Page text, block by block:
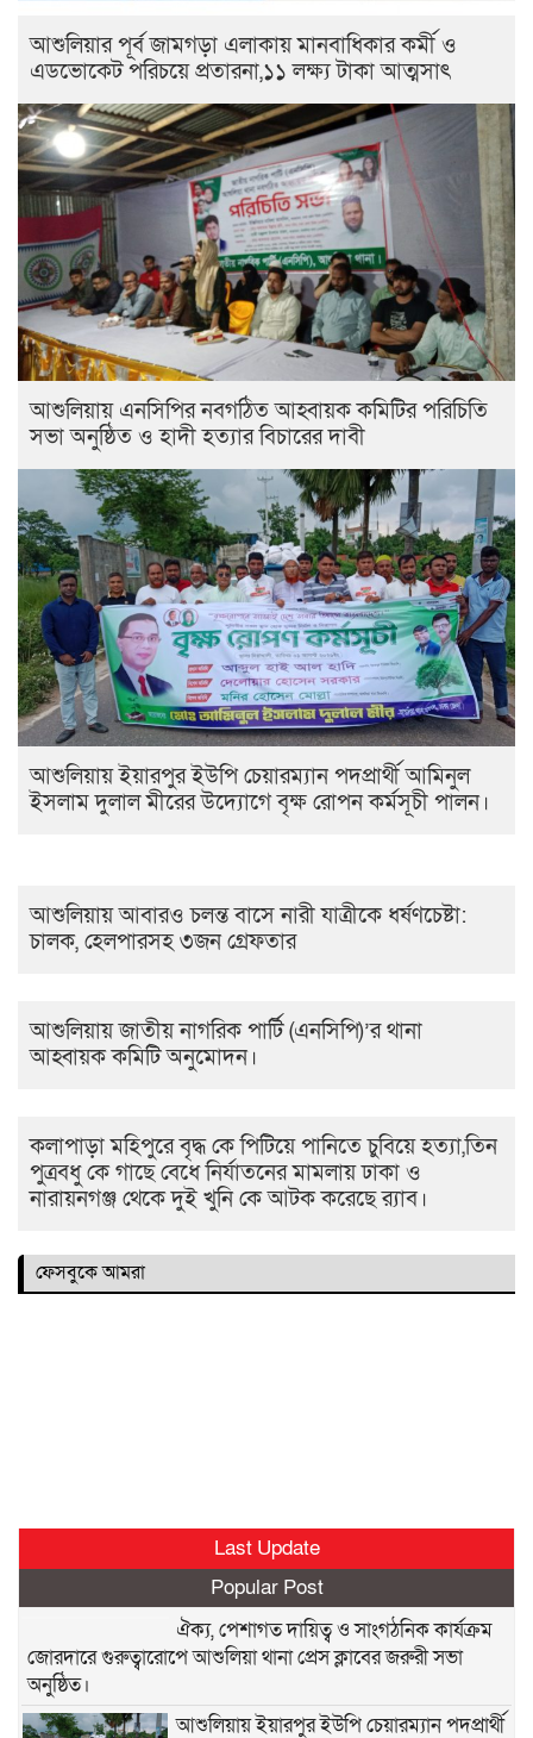
আশুলিয়ার পূর্ব জামগড়া এলাকায় মানবাধিকার কর্মী ও
এডভোকেট পরিচয়ে প্রতারনা,১১ লক্ষ্য টাকা আত্মসাৎ
আশুলিয়ায় এনসিপির নবগঠিত আহ্বায়ক কমিটির পরিচিতি
সভা অনুষ্ঠিত ও হাদী হত্যার বিচারের দাবী
আশুলিয়ায় ইয়ারপুর ইউপি চেয়ারম্যান পদপ্রার্থী আমিনুল
ইসলাম দুলাল মীরের উদ্যোগে বৃক্ষ রোপন কর্মসূচী পালন।
আশুলিয়ায় আবারও চলন্ত বাসে নারী যাত্রীকে ধর্ষণচেষ্টা:
চালক, হেলপারসহ ৩জন গ্রেফতার
আশুলিয়ায় জাতীয় নাগরিক পার্টি (এনসিপি)’র থানা
আহ্বায়ক কমিটি অনুমোদন।
কলাপাড়া মহিপুরে বৃদ্ধ কে পিটিয়ে পানিতে চুবিয়ে হত্যা,তিন
পুত্রবধু কে গাছে বেধে নির্যাতনের মামলায় ঢাকা ও
নারায়নগঞ্জ থেকে দুই খুনি কে আটক করেছে র‍্যাব।
ফেসবুকে আমরা
Last Update
Popular Post
ঐক্য, পেশাগত দায়িত্ব ও সাংগঠনিক কার্যক্রম
জোরদারে গুরুত্বারোপে আশুলিয়া থানা প্রেস ক্লাবের জরুরী সভা
অনুষ্ঠিত।
আশুলিয়ায় ইয়ারপুর ইউপি চেয়ারম্যান পদপ্রার্থী